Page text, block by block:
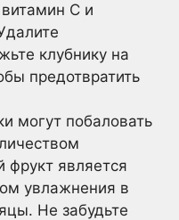
С и
клубнику на
предотвратить
могут побаловать
фрукт является
увлажнения в
Не забудьте